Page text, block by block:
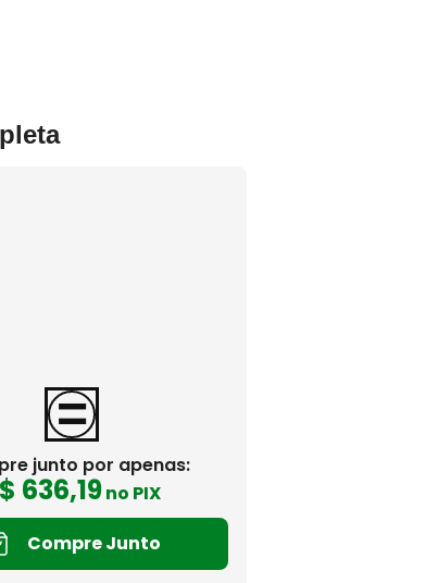
junto por apenas:
636,19no PIX
Compre Junto